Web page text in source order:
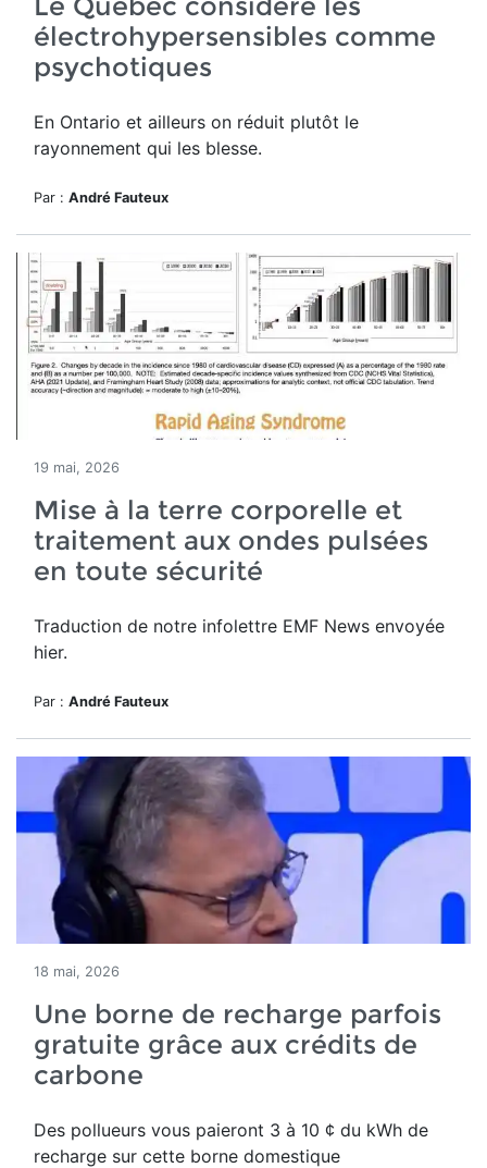
électrohypersensibles comme
psychotiques
En Ontario et ailleurs on réduit plutôt le
rayonnement qui les blesse.
Par : André Fauteux
19 mai, 2026
Mise à la terre corporelle et
traitement aux ondes pulsées
en toute sécurité
Traduction de notre infolettre EMF News envoyée
hier.
Par : André Fauteux
18 mai, 2026
Une borne de recharge parfois
gratuite grâce aux crédits de
carbone
Des pollueurs vous paieront 3 à 10 ¢ du kWh de
recharge sur cette borne domestique